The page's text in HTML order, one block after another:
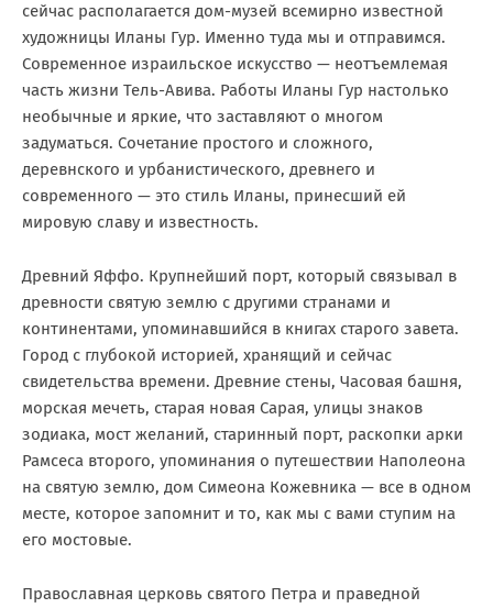
сейчас располагается дом-музей всемирно известной
художницы Иланы Гур. Именно туда мы и отправимся.
Современное израильское искусство — неотъемлемая
часть жизни Тель-Авива. Работы Иланы Гур настолько
необычные и яркие, что заставляют о многом
задуматься. Сочетание простого и сложного,
деревнского и урбанистического, древнего и
современного — это стиль Иланы, принесший ей
мировую славу и известность.
Древний Яффо. Крупнейший порт, который связывал в
древности святую землю с другими странами и
континентами, упоминавшийся в книгах старого завета.
Город с глубокой историей, хранящий и сейчас
свидетельства времени. Древние стены, Часовая башня,
морская мечеть, старая новая Сарая, улицы знаков
зодиака, мост желаний, старинный порт, раскопки арки
Рамсеса второго, упоминания о путешествии Наполеона
на святую землю, дом Симеона Кожевника — все в одном
месте, которое запомнит и то, как мы с вами ступим на
его мостовые.
Православная церковь святого Петра и праведной